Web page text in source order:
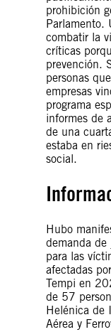
prohibición
Parlamento.
combatir la
críticas
prevención.
personas
empresas
programa
informes de
de una
estaba en
social.
Hubo
demanda
para las
afectadas
Tempi en
de 57
Helénica de
Aérea y